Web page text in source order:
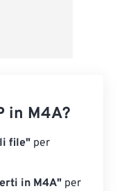
in M4A?
file" per
in M4A" per